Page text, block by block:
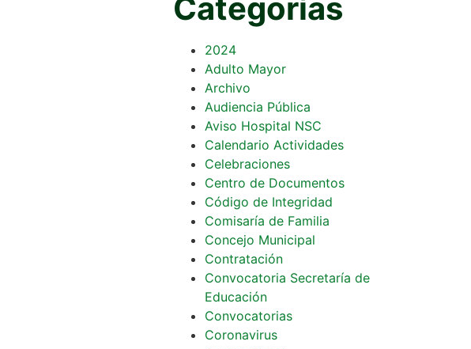
Categorías
2024
Adulto Mayor
Archivo
Audiencia Pública
Aviso Hospital NSC
Calendario Actividades
Celebraciones
Centro de Documentos
Código de Integridad
Comisaría de Familia
Concejo Municipal
Contratación
Convocatoria Secretaría de
Educación
Convocatorias
Coronavirus